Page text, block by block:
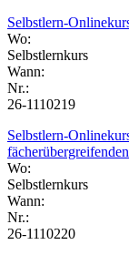
Selbstlern-
Wo:
Selbstlernkurs
Wann:
Nr.:
26-1110219
Selbstlern-
Wo:
Selbstlernkurs
Wann:
Nr.:
26-1110220